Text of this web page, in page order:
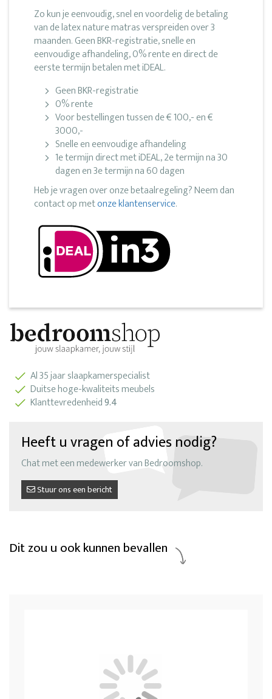
Zo kun je eenvoudig, snel en voordelig de betaling
van de latex nature matras verspreiden over 3
maanden. Geen BKR-registratie, snelle en
eenvoudige afhandeling, 0% rente en direct de
eerste termijn betalen met iDEAL.
Geen BKR-registratie
0% rente
Voor bestellingen tussen de € 100,- en €
3000,-
Snelle en eenvoudige afhandeling
1e termijn direct met iDEAL, 2e termijn na 30
dagen en 3e termijn na 60 dagen
Heb je vragen over onze betaalregeling? Neem dan
contact op metonze klantenservice.
Al 35 jaar slaapkamerspecialist
Duitse hoge-kwaliteits meubels
Klanttevredenheid9.4
Heeft u vragen of advies nodig?
Chat met een medewerker van Bedroomshop.
Stuur ons een bericht
Dit zou u ook kunnen bevallen